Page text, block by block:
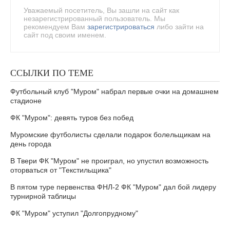
Уважаемый посетитель, Вы зашли на сайт как
незарегистрированный пользователь. Мы
рекомендуем Вам зарегистрироваться либо зайти на
сайт под своим именем.
ССЫЛКИ ПО ТЕМЕ
Футбольный клуб "Муром" набрал первые очки на домашнем
стадионе
ФК "Муром": девять туров без побед
Муромские футболисты сделали подарок болельщикам на
день города
В Твери ФК "Муром" не проиграл, но упустил возможность
оторваться от "Текстильщика"
В пятом туре первенства ФНЛ-2 ФК "Муром" дал бой лидеру
турнирной таблицы
ФК "Муром" уступил "Долгопрудному"